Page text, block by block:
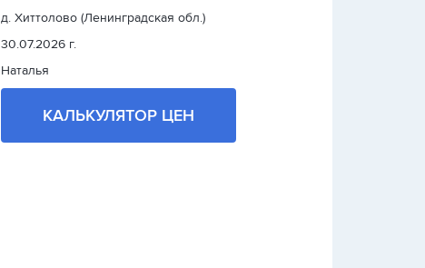
д. Хиттолово (Ленинградская обл.)
30.07.2026 г.
Наталья
КАЛЬКУЛЯТОР ЦЕН